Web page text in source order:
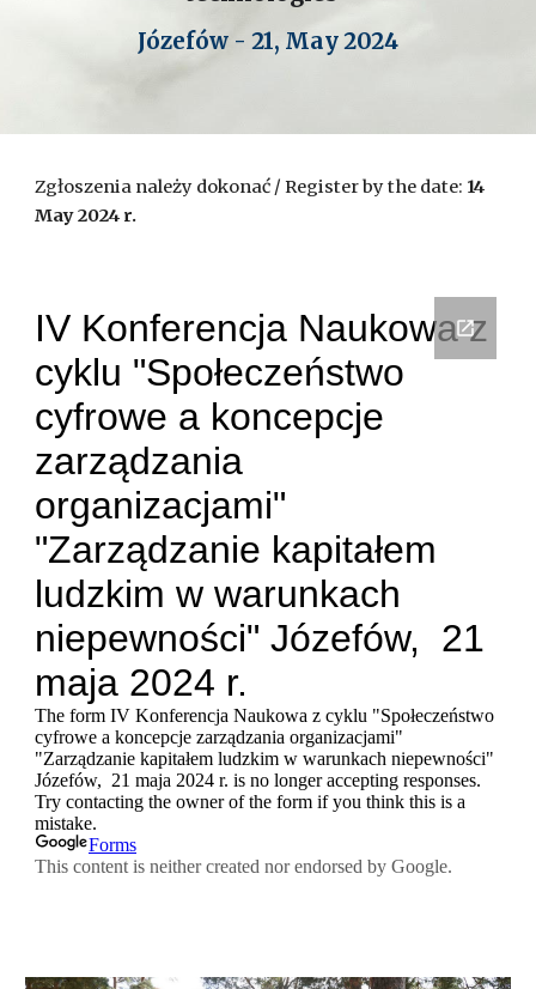
Józefów - 21, May 2024
Zgłoszenia należy dokonać / Register by the date: 14
May 2024 r.